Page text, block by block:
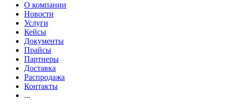
О компании
Новости
Услуги
Кейсы
Документы
Прайсы
Партнеры
Доставка
Распродажа
Контакты
...